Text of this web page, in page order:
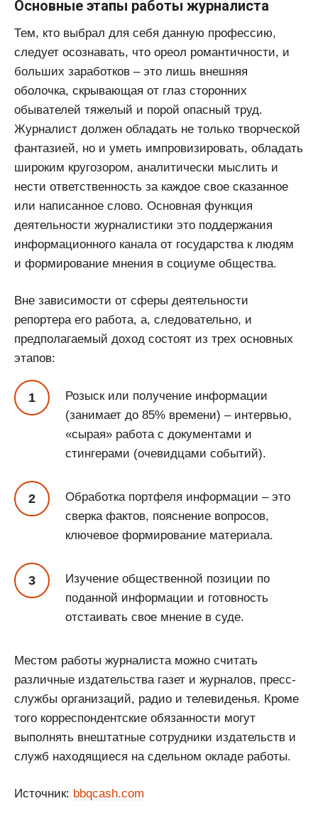
Основные этапы работы журналиста
Тем, кто выбрал для себя данную профессию,
следует осознавать, что ореол романтичности, и
больших заработков – это лишь внешняя
оболочка, скрывающая от глаз сторонних
обывателей тяжелый и порой опасный труд.
Журналист должен обладать не только творческой
фантазией, но и уметь импровизировать, обладать
широким кругозором, аналитически мыслить и
нести ответственность за каждое свое сказанное
или написанное слово. Основная функция
деятельности журналистики это поддержания
информационного канала от государства к людям
и формирование мнения в социуме общества.
Вне зависимости от сферы деятельности
репортера его работа, а, следовательно, и
предполагаемый доход состоят из трех основных
этапов:
Розыск или получение информации
(занимает до 85% времени) – интервью,
«сырая» работа с документами и
стингерами (очевидцами событий).
Обработка портфеля информации – это
сверка фактов, пояснение вопросов,
ключевое формирование материала.
Изучение общественной позиции по
поданной информации и готовность
отстаивать свое мнение в суде.
Местом работы журналиста можно считать
различные издательства газет и журналов, пресс-
службы организаций, радио и телевиденья. Кроме
того корреспондентские обязанности могут
выполнять внештатные сотрудники издательств и
служб находящиеся на сдельном окладе работы.
Источник: bbqcash.com